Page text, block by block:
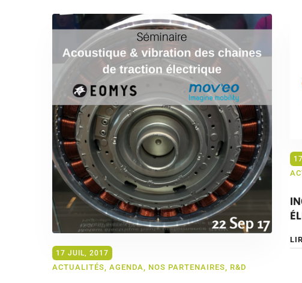
17 JUIL, 2017
ACTUALITÉS, AGENDA, NOS PARTENAIRES, R&D